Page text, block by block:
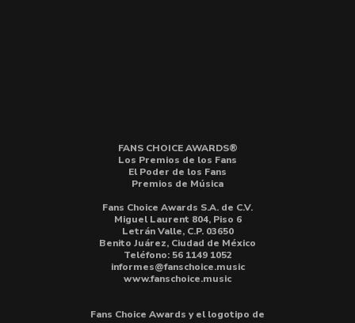
FANS CHOICE AWARDS®
Los Premios de los Fans
El Poder de los Fans
Premios de Música
Fans Choice Awards S.A. de C.V.
Miguel Laurent 804, Piso 6
Letrán Valle, C.P. 03650
Benito Juárez, Ciudad de México
Teléfono: 56 1149 1052
informes@fanschoice.music
www.fanschoice.music
Fans Choice Awards y el logotipo de